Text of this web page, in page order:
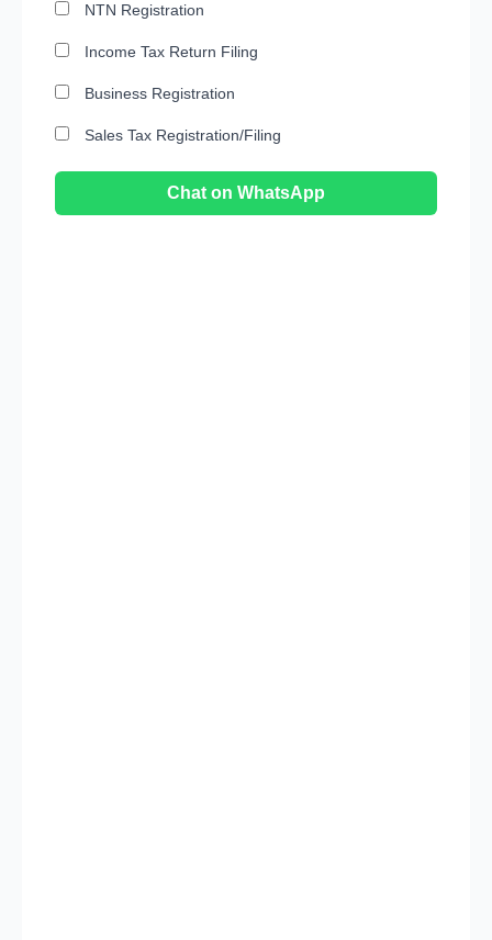
NTN Registration
Income Tax Return Filing
Business Registration
Sales Tax Registration/Filing
Chat on WhatsApp